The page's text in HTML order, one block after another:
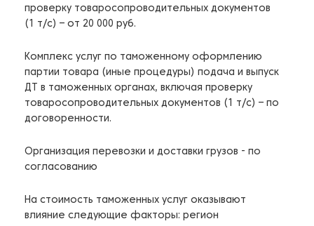
проверку товаросопроводительных документов
(1 т/с) – от 20 000 руб.
Комплекс услуг по таможенному оформлению
партии товара (иные процедуры) подача и выпуск
ДТ в таможенных органах, включая проверку
товаросопроводительных документов (1 т/с) – по
договоренности.
Организация перевозки и доставки грузов - по
согласованию
На стоимость таможенных услуг оказывают
влияние следующие факторы: регион